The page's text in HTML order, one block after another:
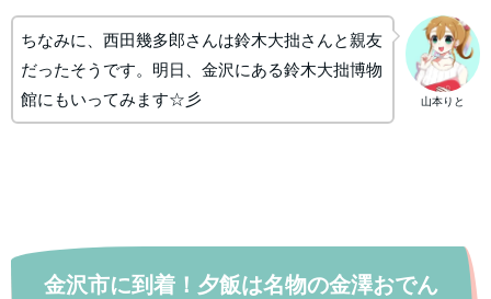
山本りと
ちなみに、西田幾多郎さんは鈴木大拙さんと親友
だったそうです。明日、金沢にある鈴木大拙博物
館にもいってみます☆彡
金沢市に到着！夕飯は名物の金澤おでん